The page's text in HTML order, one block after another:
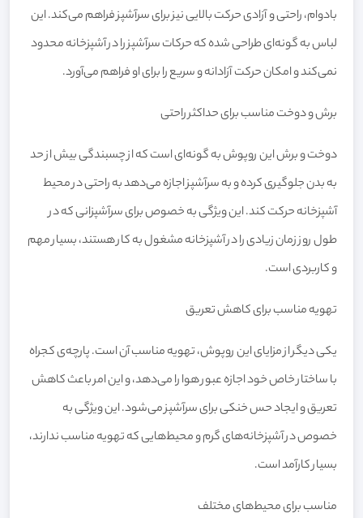
بادوام، راحتی و آزادی حرکت بالایی نیز برای سرآشپز فراهم می‌کند. این
لباس به گونه‌ای طراحی شده که حرکات سرآشپز را در آشپزخانه محدود
نمی‌کند و امکان حرکت آزادانه و سریع را برای او فراهم می‌آورد.
برش و دوخت مناسب برای حداکثر راحتی
دوخت و برش این روپوش به گونه‌ای است که از چسبندگی بیش از حد
به بدن جلوگیری کرده و به سرآشپز اجازه می‌دهد به راحتی در محیط
آشپزخانه حرکت کند. این ویژگی به خصوص برای سرآشپزانی که در
طول روز زمان زیادی را در آشپزخانه مشغول به کار هستند، بسیار مهم
و کاربردی است.
تهویه مناسب برای کاهش تعریق
یکی دیگر از مزایای این روپوش، تهویه مناسب آن است. پارچه‌ی کجراه
با ساختار خاص خود اجازه عبور هوا را می‌دهد، و این امر باعث کاهش
تعریق و ایجاد حس خنکی برای سرآشپز می‌شود. این ویژگی به
خصوص در آشپزخانه‌های گرم و محیط‌هایی که تهویه مناسب ندارند،
بسیار کارآمد است.
مناسب برای محیط‌های مختلف